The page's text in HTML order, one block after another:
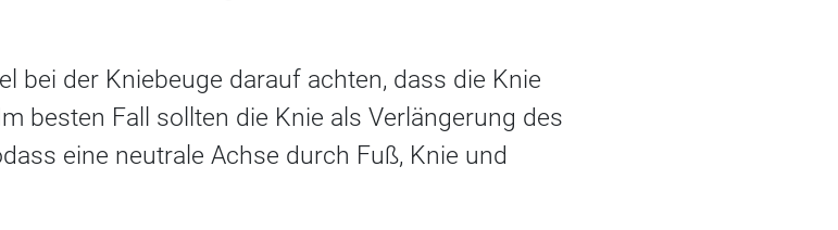
bei der Kniebeuge darauf achten, dass die Knie
besten Fall sollten die Knie als Verlängerung des
eine neutrale Achse durch Fuß, Knie und